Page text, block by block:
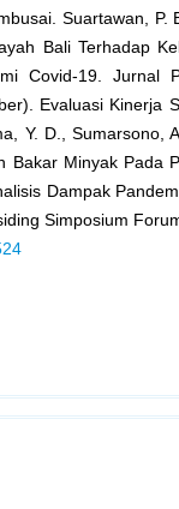
Suartawan,
Bali Terhadap
Covid-19. Jurnal
Evaluasi Kinerja
Y. D.,
Minyak Pada
Dampak
Simposium